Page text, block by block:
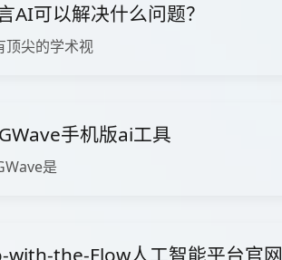
AI可以解决什么问题？
顶尖的学术视
手机版ai工具
是
with-the-Flow人工智能平台官网